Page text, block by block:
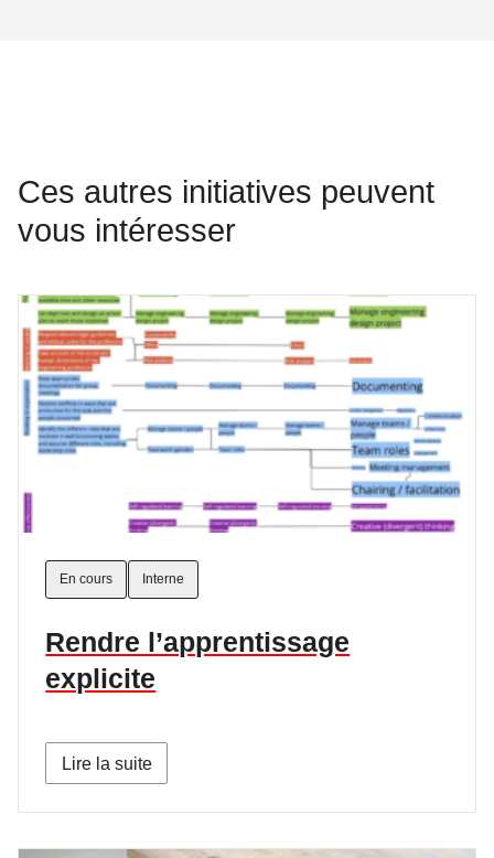
Ces autres initiatives peuvent
vous intéresser
En cours Interne
Rendre l’apprentissage
explicite
Lire la suite